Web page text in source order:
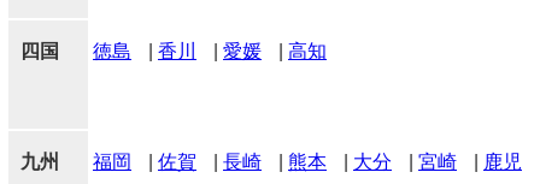
四国 徳島 香川 愛媛 高知
九州 福岡 佐賀 長崎 熊本 大分 宮崎 鹿児